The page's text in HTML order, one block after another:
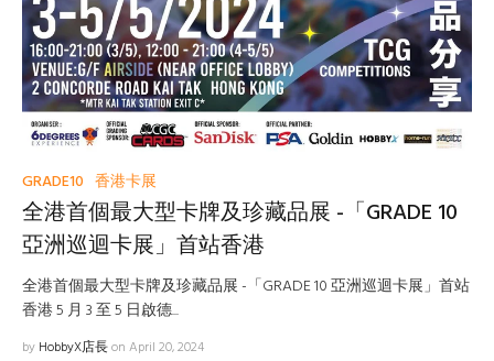
GRADE10 香港卡展
全港首個最大型卡牌及珍藏品展 -「GRADE 10
亞洲巡迴卡展」首站香港
全港首個最大型卡牌及珍藏品展 -「GRADE 10 亞洲巡迴卡展」首站
香港 5 月 3 至 5 日啟德...
by HobbyX店長on April 20, 2024